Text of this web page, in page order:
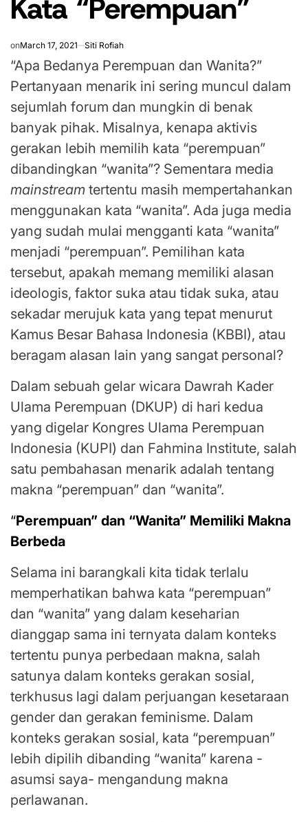
Kata “Perempuan”
onMarch 17, 2021 Siti Rofiah
“Apa Bedanya Perempuan dan Wanita?”
Pertanyaan menarik ini sering muncul dalam
sejumlah forum dan mungkin di benak
banyak pihak. Misalnya, kenapa aktivis
gerakan lebih memilih kata “perempuan”
dibandingkan “wanita”? Sementara media
mainstream tertentu masih mempertahankan
menggunakan kata “wanita”. Ada juga media
yang sudah mulai mengganti kata “wanita”
menjadi “perempuan”. Pemilihan kata
tersebut, apakah memang memiliki alasan
ideologis, faktor suka atau tidak suka, atau
sekadar merujuk kata yang tepat menurut
Kamus Besar Bahasa Indonesia (KBBI), atau
beragam alasan lain yang sangat personal?
Dalam sebuah gelar wicara Dawrah Kader
Ulama Perempuan (DKUP) di hari kedua
yang digelar Kongres Ulama Perempuan
Indonesia (KUPI) dan Fahmina Institute, salah
satu pembahasan menarik adalah tentang
makna “perempuan” dan “wanita”.
“Perempuan” dan “Wanita” Memiliki Makna
Berbeda
Selama ini barangkali kita tidak terlalu
memperhatikan bahwa kata “perempuan”
dan “wanita” yang dalam keseharian
dianggap sama ini ternyata dalam konteks
tertentu punya perbedaan makna, salah
satunya dalam konteks gerakan sosial,
terkhusus lagi dalam perjuangan kesetaraan
gender dan gerakan feminisme. Dalam
konteks gerakan sosial, kata “perempuan”
lebih dipilih dibanding “wanita” karena -
asumsi saya- mengandung makna
perlawanan.